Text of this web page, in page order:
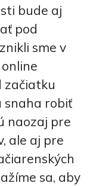
bude aj
pod
sme v
začiatku
snaha robiť
naozaj pre
ale aj pre
sa, aby